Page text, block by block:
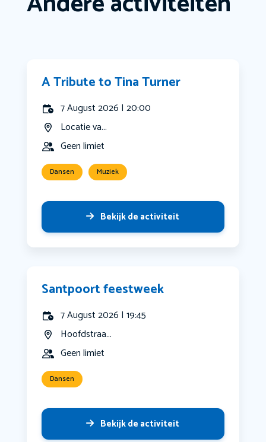
A Tribute to Tina Turner
7 August 2026 | 20:00
Locatie va...
Geen limiet
Dansen Muziek
Bekijk de activiteit
Santpoort feestweek
7 August 2026 | 19:45
Hoofdstraa...
Geen limiet
Dansen
Bekijk de activiteit